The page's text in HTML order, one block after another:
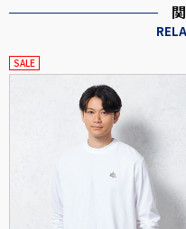
SALE